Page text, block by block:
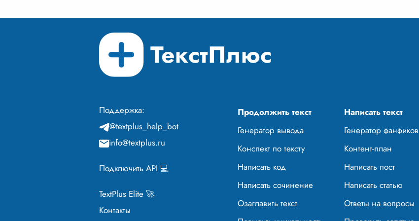
Поддержка:
@textplus_help_bot
info@textplus.ru
Подключить API 💻
TextPlus Elite 🚀
Контакты
Продолжить текст Написать текст
Генератор вывода
Генератор фанфиков
Конспект по тексту
Контент-план
Написать код
Написать пост
Написать сочинение
Написать статью
Озаглавить текст
Ответы на вопросы